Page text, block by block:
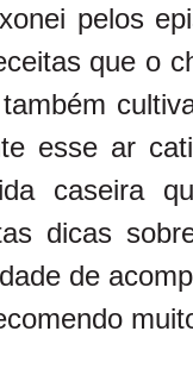
pelos
que o
esse ar
caseira
dicas
de